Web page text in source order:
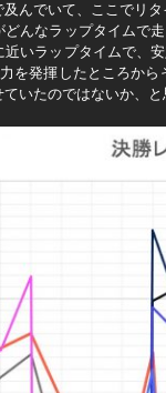
んでいて、ここでリタ
んなラップタイムで
いラップタイムで、
を発揮したところか
いたのではないか、と